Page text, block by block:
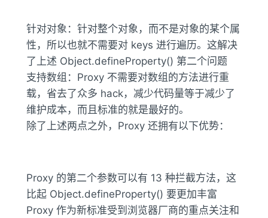
针对对象：针对整个对象，而不是对象的某个属
性，所以也就不需要对 keys 进行遍历。这解决
了上述 Object.defineProperty() 第二个问题
支持数组：Proxy 不需要对数组的方法进行重
载，省去了众多 hack，减少代码量等于减少了
维护成本，而且标准的就是最好的。
除了上述两点之外，Proxy 还拥有以下优势：
Proxy 的第二个参数可以有 13 种拦截方法，这
比起 Object.defineProperty() 要更加丰富
Proxy 作为新标准受到浏览器厂商的重点关注和